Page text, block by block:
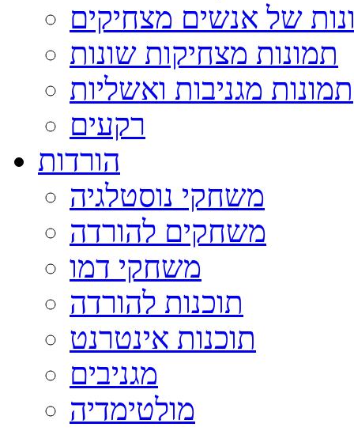
של אנשים מצחיקים
תמונות מצחיקות שונות
תמונות מגניבות ואשליות
רקעים
הורדות
משחקי נוסטלגיה
משחקים להורדה
משחקי דמו
תוכנות להורדה
תוכנות אינטרנט
מגניבים
מולטימדיה